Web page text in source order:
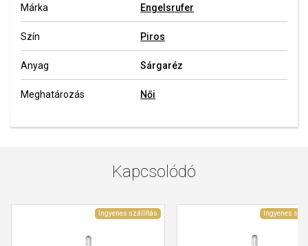
Márka Engelsrufer
Szín Piros
Anyag Sárgaréz
Meghatározás Női
Kapcsolódó
Ingyenes szállítás Ingyenes